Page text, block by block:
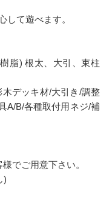
して遊べます。
脂) 根太、大引、束柱
デッキ材/大引き/調整
A/B/各種取付用ネジ/補
でご用意下さい。
)